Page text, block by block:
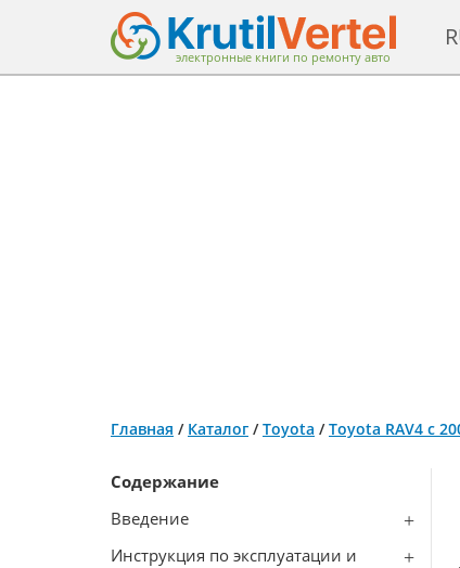
электронные книги по ремонту авто
Главная / Каталог /Toyota /Toyota RAV4 с
Содержание
Введение
Инструкция по эксплуатации и